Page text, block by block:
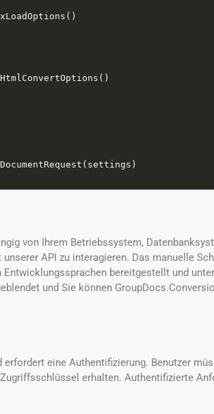
von Ihrem Betriebssystem,
API zu interagieren. Das manuelle
bereitgestellt und
und Sie können
eine Authentifizierung. Benutzer
erhalten. Authentifizierte